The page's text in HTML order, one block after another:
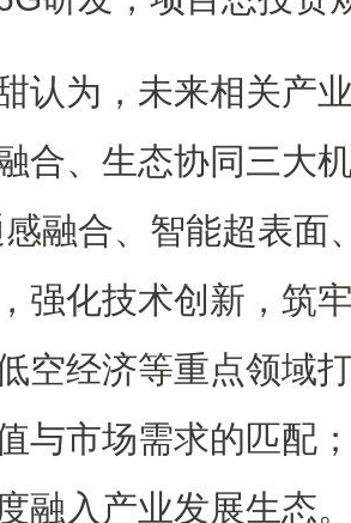
为，未来相关产业
合、生态协同三大
融合、智能超表面
强化技术创新，筑
空经济等重点领域
与市场需求的匹配
融入产业发展生